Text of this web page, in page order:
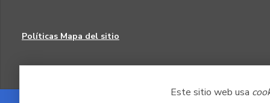
Este sitio web usa
Políticas Mapa del sitio